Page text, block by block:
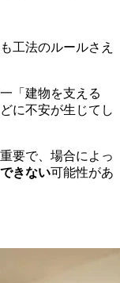
工法のルールさえ
「建物を支える
に不安が生じてし
要で、場合によっ
きない可能性があ